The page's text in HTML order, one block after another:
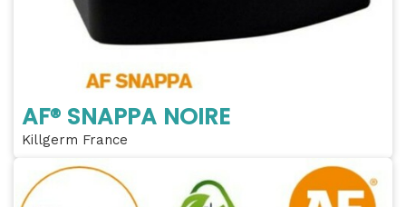
AF® SNAPPA NOIRE
Killgerm France